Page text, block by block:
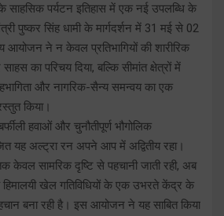
पर्यटन इतिहास में एक नई उपलब्धि के
पुष्कर सिंह धामी के मार्गदर्शन में 31 मई से 02
ने न केवल प्रतिभागियों की शारीरिक
का परिचय दिया, बल्कि सीमांत क्षेत्रों में
और नागरिक-सैन्य समन्वय का एक
किया।
हवाओं और चुनौतीपूर्ण भौगोलिक
यह अल्ट्रा रन अपने आप में अद्वितीय रहा।
केवल सामरिक दृष्टि से पहचानी जाती रही, अब
खेल गतिविधियों के एक उभरते केंद्र के
बना रही है। इस आयोजन ने यह साबित किया